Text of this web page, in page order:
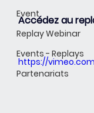
Event
Replay Webinar
Events - Replays
Partenariats
Accédez au
https://